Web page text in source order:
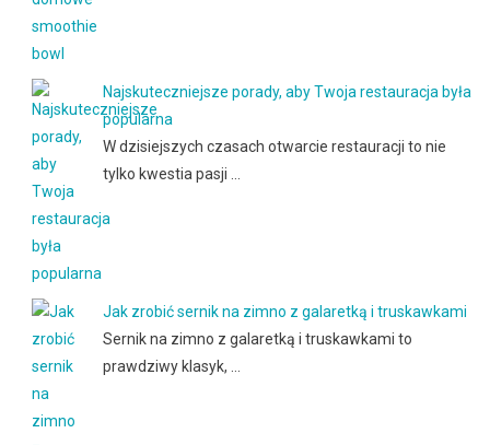
Najskuteczniejsze porady, aby Twoja restauracja była
popularna
W dzisiejszych czasach otwarcie restauracji to nie
tylko kwestia pasji …
Jak zrobić sernik na zimno z galaretką i truskawkami
Sernik na zimno z galaretką i truskawkami to
prawdziwy klasyk, …